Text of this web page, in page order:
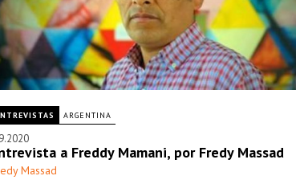
ARGENTINA
a Freddy Mamani, por Fredy Massad
Massad